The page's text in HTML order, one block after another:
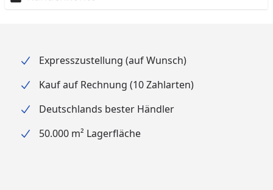
Expresszustellung (auf Wunsch)
Kauf auf Rechnung (10 Zahlarten)
Deutschlands bester Händler
50.000 m² Lagerfläche